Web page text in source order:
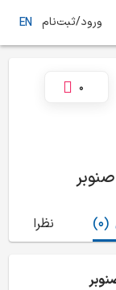
ورود/ثبت‌نام EN
0
(0) نظرات